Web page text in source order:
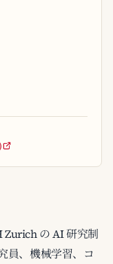
Zurich の AI 研究制
員、機械学習、コ